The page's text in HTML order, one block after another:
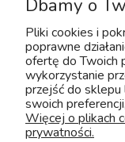
Projekt i
Dbamy o
Pliki cookies i
poprawne
ofertę do Twoich
wykorzystanie
przejść do
swoich
Więcej o plikach
prywatności.